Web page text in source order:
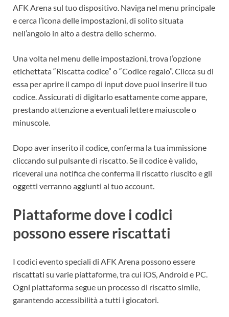
AFK Arena sul tuo dispositivo. Naviga nel menu principale
e cerca l’icona delle impostazioni, di solito situata
nell’angolo in alto a destra dello schermo.
Una volta nel menu delle impostazioni, trova l’opzione
etichettata “Riscatta codice” o “Codice regalo”. Clicca su di
essa per aprire il campo di input dove puoi inserire il tuo
codice. Assicurati di digitarlo esattamente come appare,
prestando attenzione a eventuali lettere maiuscole o
minuscole.
Dopo aver inserito il codice, conferma la tua immissione
cliccando sul pulsante di riscatto. Se il codice è valido,
riceverai una notifica che conferma il riscatto riuscito e gli
oggetti verranno aggiunti al tuo account.
Piattaforme dove i codici
possono essere riscattati
I codici evento speciali di AFK Arena possono essere
riscattati su varie piattaforme, tra cui iOS, Android e PC.
Ogni piattaforma segue un processo di riscatto simile,
garantendo accessibilità a tutti i giocatori.